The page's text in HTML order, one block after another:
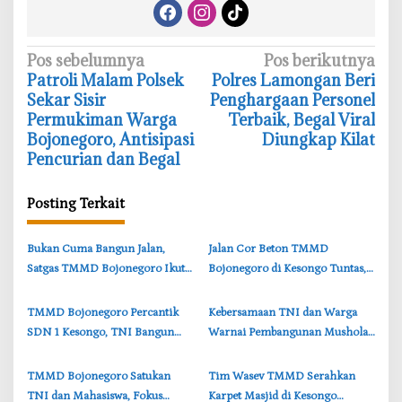
N
a
v
i
g
s
i
p
s
Pos sebelumnya
‎Patroli Malam Polsek
Sekar Sisir
Permukiman Warga
Bojonegoro, Antisipasi
Pencurian dan Begal
Pos berikutnya
‎Polres Lamongan Beri
Penghargaan Personel
Terbaik, Begal Viral
Diungkap Kilat
Posting Terkait
‎Bukan Cuma Bangun Jalan,
Satgas TMMD Bojonegoro Ikut
‎Jalan Cor Beton TMMD
Bojonegoro di Kesongo Tuntas,
Mudah Beraktivitas
‎TMMD Bojonegoro Percantik
SDN 1 Kesongo, TNI Bangun
‎Kebersamaan TNI dan Warga
Warnai Pembangunan Mushola
Bojonegoro-Lamongan
‎TMMD Bojonegoro Satukan
TNI dan Mahasiswa, Fokus
‎Tim Wasev TMMD Serahkan
Karpet Masjid di Kesongo